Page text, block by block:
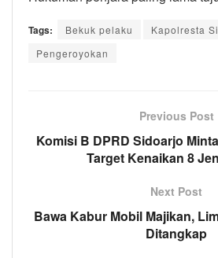
Tags: Bekuk pelaku
Kapolresta
Pengeroyokan
Previous Post
Komisi B DPRD Sidoarjo
Target Kenaikan 8
Next Post
Bawa Kabur Mobil Majikan,
Ditangkap